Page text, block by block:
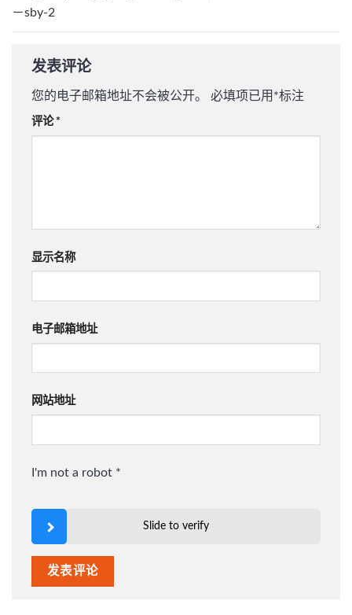
－sby-2
发表评论
您的电子邮箱地址不会被公开。 必填项已用 *标注
评论 *
显示名称
电子邮箱地址
网站地址
I'm not a robot *
Slide to verify